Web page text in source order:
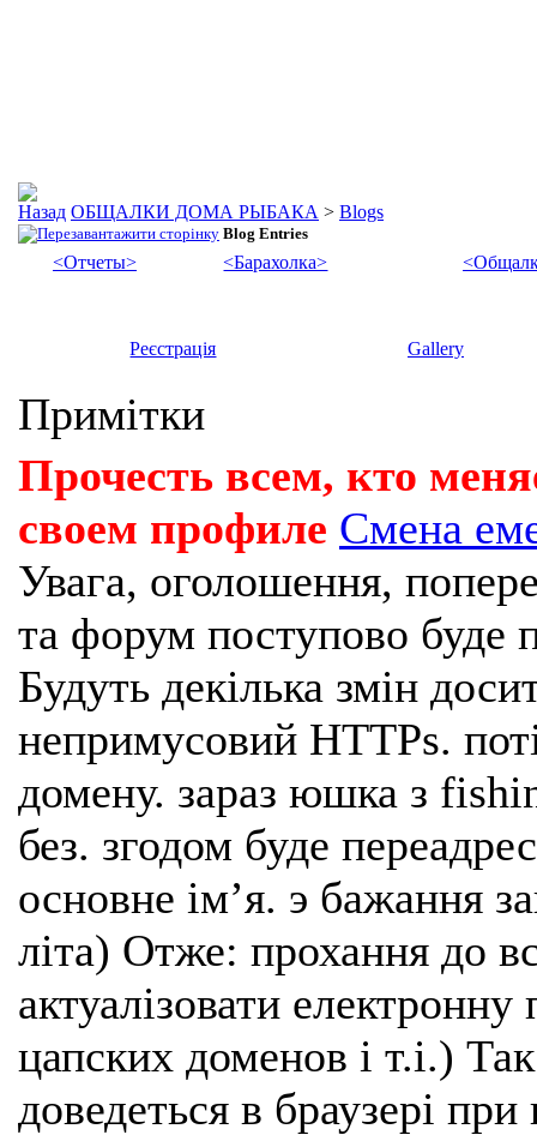
ОБЩАЛКИ ДОМА РЫБАКА > Blogs
Blog Entries
<Отчеты> <Барахолка>
Реєстрація Gallery
Примітки
Прочесть всем, кто
своем профиле Смена
Увага, оголошення,
та форум поступово буде
Будуть декілька змін
непримусовий HTTPs.
домену. зараз юшка з
без. згодом буде
основне імʼя. э бажання
літа) Отже: прохання до
актуалізовати
цапских доменов і т.і.)
доведеться в браузері